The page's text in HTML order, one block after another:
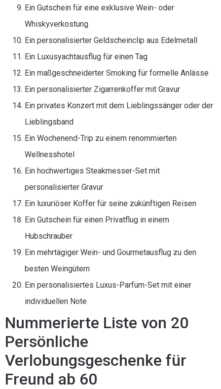
Ein Gutschein für eine exklusive Wein- oder
Whiskyverkostung
Ein personalisierter Geldscheinclip aus Edelmetall
Ein Luxusyachtausflug für einen Tag
Ein maßgeschneiderter Smoking für formelle Anlässe
Ein personalisierter Zigarrenkoffer mit Gravur
Ein privates Konzert mit dem Lieblingssänger oder der
Lieblingsband
Ein Wochenend-Trip zu einem renommierten
Wellnesshotel
Ein hochwertiges Steakmesser-Set mit
personalisierter Gravur
Ein luxuriöser Koffer für seine zukünftigen Reisen
Ein Gutschein für einen Privatflug in einem
Hubschrauber
Ein mehrtägiger Wein- und Gourmetausflug zu den
besten Weingütern
Ein personalisiertes Luxus-Parfüm-Set mit einer
individuellen Note
Nummerierte Liste von 20
Persönliche
Verlobungsgeschenke für
Freund ab 60